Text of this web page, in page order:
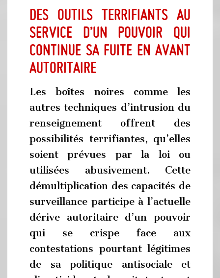
Des outils terrifiants au
service d’un pouvoir qui
continue sa fuite en avant
autoritaire
Les boîtes noires comme les
autres techniques d’intrusion du
renseignement offrent des
possibilités terrifiantes, qu’elles
soient prévues par la loi ou
utilisées abusivement. Cette
démultiplication des capacités de
surveillance participe à l’actuelle
dérive autoritaire d’un pouvoir
qui se crispe face aux
contestations pourtant légitimes
de sa politique antisociale et